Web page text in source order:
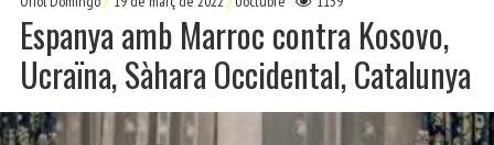
Espanya amb Marroc contra Kosovo,
Ucraïna, Sàhara Occidental, Catalunya